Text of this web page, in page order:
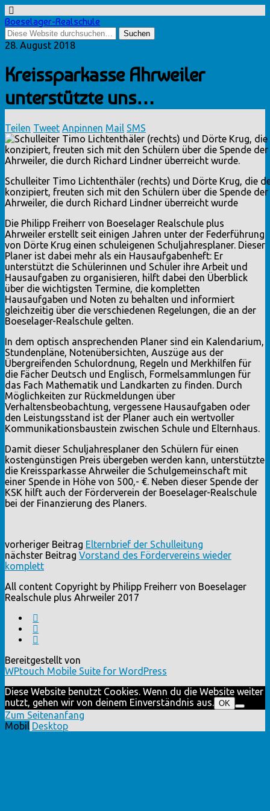
Boeselager-Realschule
28. August 2018
Kreissparkasse Ahrweiler
unterstützte uns…
Teilen Tweet Anpinnen Mail SMS
Schulleiter Timo Lichtenthäler (rechts) und Dörte Krug, die
konzipiert, freuten sich mit den Schülern über die Spende
Ahrweiler, die durch Richard Lindner überreicht wurde
Die Philipp Freiherr von Boeselager Realschule plus
Ahrweiler erstellt seit einigen Jahren unter der Federführung
von Dörte Krug einen schuleigenen Schuljahresplaner. Dieser
Planer ist dabei mehr als ein Hausaufgabenheft: Er
unterstützt die Schülerinnen und Schüler ihre Arbeit und
Hausaufgaben zu organisieren, hilft dabei den Überblick
über die wichtigsten Termine, die kompletten
Hausaufgaben und Noten zu behalten und informiert
gleichzeitig über die verschiedenen Regelungen, die an der
Boeselager-Realschule gelten.
In dem optisch ansprechenden Planer sind ein Kalendarium,
Stundenpläne, Notenübersichten, Auszüge aus der
Übergreifenden Schulordnung, Regeln und Merkhilfen für
die Fächer Deutsch und Englisch, Formelsammlungen für
das Fach Mathematik und Landkarten zu finden. Durch
Möglichkeiten zur Rückmeldungen über
Verhaltensbeobachtung, vergessene Hausaufgaben oder
den Leistungsstand ist der Planer auch ein wertvoller
Kommunikationsbaustein zwischen Schule und Elternhaus.
Damit dieser Schuljahresplaner den Schülern für einen
kostengünstigen Preis übergeben werden kann, unterstützte
die Kreissparkasse Ahrweiler die Schulgemeinschaft mit
einer Spende in Höhe von 500,- €. Neben dieser Spende der
KSK hilft auch der Förderverein der Boeselager-Realschule
bei der Finanzierung des Planers.
vorheriger Beitrag Elternbrief der Schulleitung
nächster Beitrag Vorstand des Fördervereins wieder
komplett
All content Copyright by Philipp Freiherr von Boeselager
Realschule plus Ahrweiler 2017
Bereitgestellt von
WPtouch Mobile Suite for WordPress
Diese Website benutzt Cookies. Wenn du die Website weiter
nutzt, gehen wir von deinem Einverständnis aus. OK
Zum Seitenanfang
Mobil Desktop